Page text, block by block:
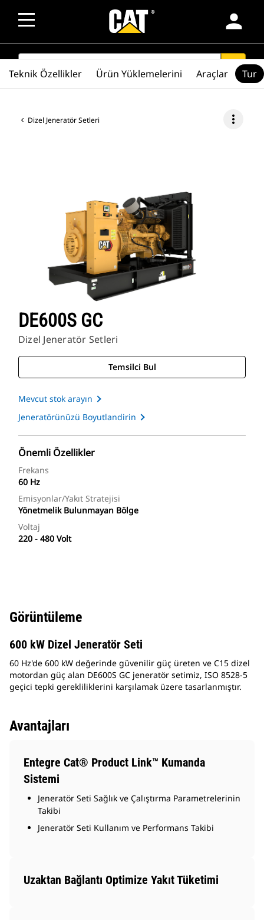
person
SEARCH search
Dizel Jeneratör Setleri more_vert
DE600S GC
Dizel Jeneratör Setleri
Temsilci Bul
Mevcut stok arayın
Jeneratörünüzü Boyutlandirin
Önemli Özellikler
Frekans
60 Hz
Emisyonlar/Yakıt Stratejisi
Yönetmelik Bulunmayan Bölge
Voltaj
220 - 480 Volt
Teknik Özellikler Ürün Yüklemelerini Araçlar Tur
Görüntüleme
600 kW Dizel Jeneratör Seti
60 Hz'de 600 kW değerinde güvenilir güç üreten ve C15 dizel
motordan güç alan DE600S GC jeneratör setimiz, ISO 8528-5
geçici tepki gerekliliklerini karşılamak üzere tasarlanmıştır.
Avantajları
Entegre Cat® Product Link™ Kumanda
Sistemi
Jeneratör Seti Sağlık ve Çalıştırma Parametrelerinin
Takibi
Jeneratör Seti Kullanım ve Performans Takibi
Uzaktan Bağlantı Optimize Yakıt Tüketimi